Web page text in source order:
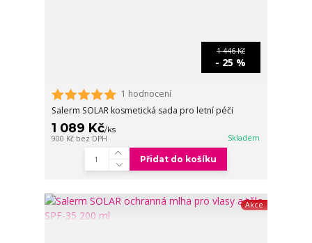
1 446 Kč
- 25 %
1 hodnocení
Salerm SOLAR kosmetická sada pro letní péči
1 089 Kč/ks
900 Kč bez DPH Skladem
Přidat do košíku
Akce